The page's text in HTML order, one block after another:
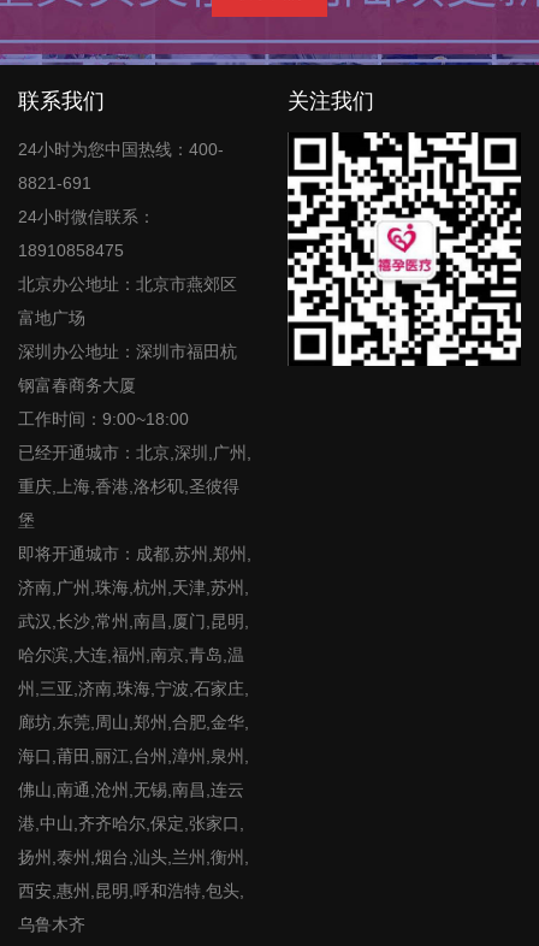
联系我们
24小时为您中国热线：400-
8821-691
24小时微信联系：
18910858475
北京办公地址：北京市燕郊区
富地广场
深圳办公地址：深圳市福田杭
钢富春商务大厦
工作时间：9:00~18:00
已经开通城市：北京,深圳,广州,
重庆,上海,香港,洛杉矶,圣彼得
堡
即将开通城市：成都,苏州,郑州,
济南,广州,珠海,杭州,天津,苏州,
武汉,长沙,常州,南昌,厦门,昆明,
哈尔滨,大连,福州,南京,青岛,温
州,三亚,济南,珠海,宁波,石家庄,
廊坊,东莞,周山,郑州,合肥,金华,
海口,莆田,丽江,台州,漳州,泉州,
佛山,南通,沧州,无锡,南昌,连云
港,中山,齐齐哈尔,保定,张家口,
扬州,泰州,烟台,汕头,兰州,衡州,
西安,惠州,昆明,呼和浩特,包头,
乌鲁木齐
关注我们